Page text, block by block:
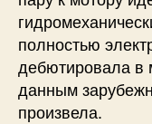
полностью
дебютировала в
данным
произвела.